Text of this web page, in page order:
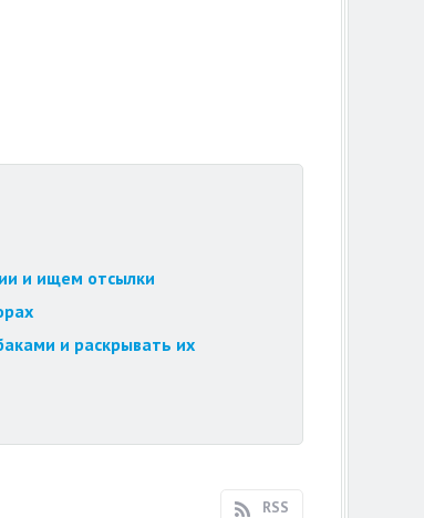
и ищем отсылки
и раскрывать их
RSS